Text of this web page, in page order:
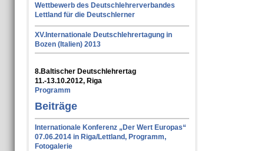
Wettbewerb des Deutschlehrerverbandes
Lettland für die Deutschlerner
XV.Internationale Deutschlehrertagung in
Bozen (Italien) 2013
8.Baltischer Deutschlehrertag
11.-13.10.2012, Riga
Programm
Beiträge
Internationale Konferenz „Der Wert Europas“
07.06.2014 in Riga/Lettland, Programm,
Fotogalerie